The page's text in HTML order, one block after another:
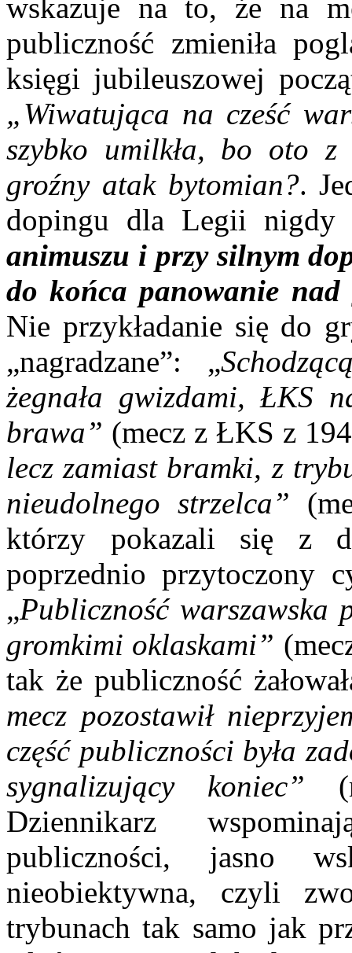
wskazuje na to, że na
publiczność zmieniła
księgi jubileuszowej
„Wiwatująca na cześć
szybko umilkła, bo oto
groźny atak bytomian?.
dopingu dla Legii nigdy
animuszu i przy silnym
do końca panowanie nad
Nie przykładanie się do
„nagradzane”: „
żegnała gwizdami, ŁKS
brawa” (mecz z ŁKS z
lecz zamiast bramki, z
nieudolnego strzelca”
którzy pokazali się z
poprzednio przytoczony
„Publiczność warszawska
gromkimi oklaskami”
tak że publiczność
mecz pozostawił
część publiczności była
sygnalizujący koniec”
Dziennikarz
publiczności, jasno
nieobiektywna, czyli
trybunach tak samo jak